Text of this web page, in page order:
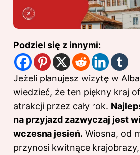
Podziel się z innymi:
Jeżeli planujesz wizytę w
wiedzieć, że ten piękny kraj
atrakcji przez cały rok.
na przyjazd zazwyczaj jest
wczesna jesień. Wiosna, od
przynosi kwitnące